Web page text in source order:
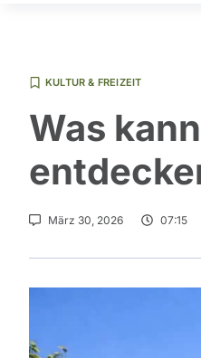
KULTUR & FREIZEIT
Was
März 30, 2026 07:15